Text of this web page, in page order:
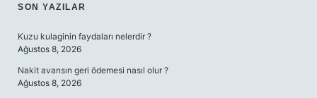
SIDEBAR
SON YAZILAR
Kuzu kulaginin faydaları nelerdir ?
Ağustos 8, 2026
Nakit avansın geri ödemesi nasıl olur ?
Ağustos 8, 2026